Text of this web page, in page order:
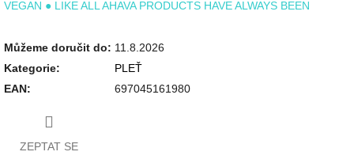
VEGAN ● LIKE ALL AHAVA PRODUCTS HAVE ALWAYS BEEN
Můžeme doručit do: 11.8.2026
Kategorie:
PLEŤ
EAN: 697045161980
ZEPTAT SE